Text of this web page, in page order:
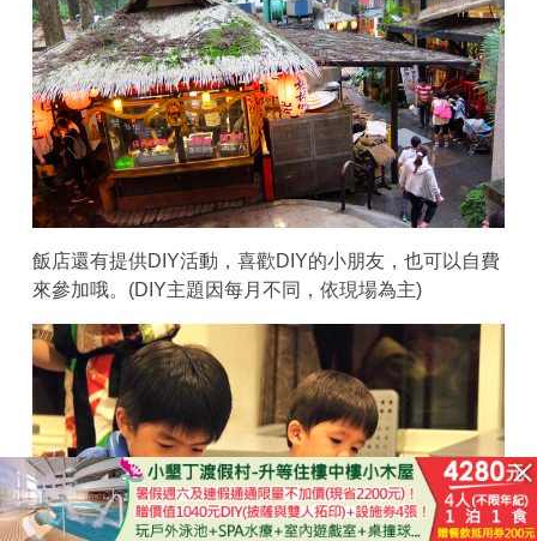
飯店還有提供DIY活動，喜歡DIY的小朋友，也可以自費
來參加哦。(DIY主題因每月不同，依現場為主)
已結束